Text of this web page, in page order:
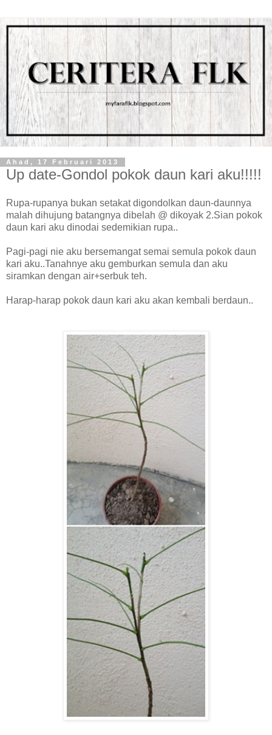
Ahad, 17 Februari 2013
Up date-Gondol pokok daun kari aku!!!!!
Rupa-rupanya bukan setakat digondolkan daun-daunnya
malah dihujung batangnya dibelah @ dikoyak 2.Sian pokok
daun kari aku dinodai sedemikian rupa..
Pagi-pagi nie aku bersemangat semai semula pokok daun
kari aku..Tanahnye aku gemburkan semula dan aku
siramkan dengan air+serbuk teh.
Harap-harap pokok daun kari aku akan kembali berdaun..